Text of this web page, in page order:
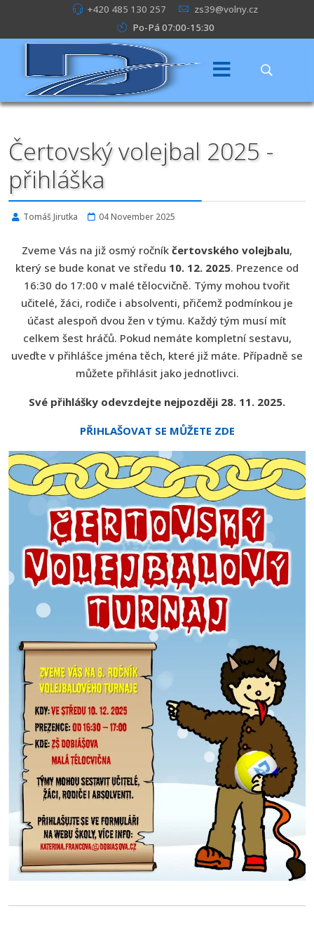
+420 485 130 257
zs39@volny.cz
Po-Pá 07:00-15:30
Čertovský volejbal 2025 -
přihláška
Tomáš Jirutka 04 November 2025
Zveme Vás na již osmý ročník čertovského volejbalu,
který se bude konat ve středu 10. 12. 2025. Prezence od
16:30 do 17:00 v malé tělocvičně. Týmy mohou tvořit
učitelé, žáci, rodiče i absolventi, přičemž podmínkou je
účast alespoň dvou žen v týmu. Každý tým musí mít
celkem šest hráčů. Pokud nemáte kompletní sestavu,
uveďte v přihlášce jména těch, které již máte. Případně se
můžete přihlásit jako jednotlivci.
Své přihlášky odevzdejte nejpozději 28. 11. 2025.
PŘIHLAŠOVAT SE MŮŽETE ZDE